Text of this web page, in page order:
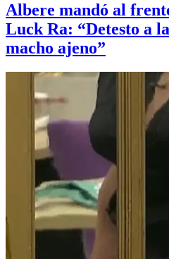
Albere mandó al
Luck Ra: “Detesto a
macho ajeno”